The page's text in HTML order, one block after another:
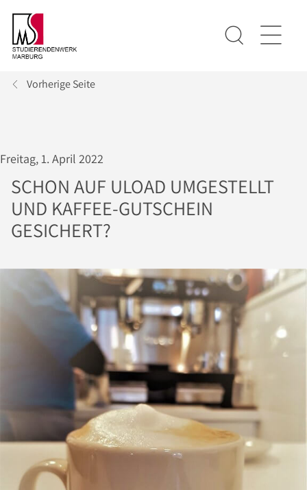
Vorherige Seite
Freitag, 1. April 2022
SCHON AUF ULOAD UMGESTELLT
UND KAFFEE-GUTSCHEIN
GESICHERT?